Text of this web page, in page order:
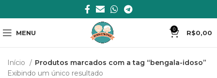
MENU 0 R$0,00
Início
Produtos marcados com a tag “bengala-idoso”
Exibindo um único resultado